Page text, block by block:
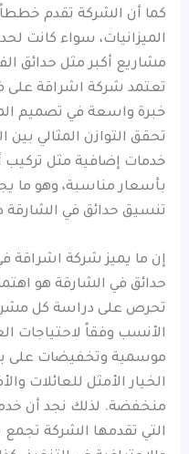
كما أن الشركة تقدم
الميزانيات، سواء كانت
مشاريع أكبر مثل حدائق
تعتمد شركة اشراقة على
خبرة واسعة في تصميم
تحقق التوازن المثالي بين
خدمات إضافية مثل تركيب
بأسعار مناسبة، وهو
تنسيق حدائق في
إن ما يميز شركة
حدائق في الشارقة هو
تحرص على دراسة كل
الأنسب وفقاً لاحتياجات
موسمية وتخفيضات على
الخيار الأمثل للعائلات
منخفضة. لذلك نجد أن
التي تقدمها الشركة تجمع